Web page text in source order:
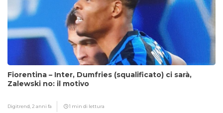
Fiorentina – Inter, Dumfries (squalificato) ci sarà,
Zalewski no: il motivo
Digitrend, 2 anni fa 1 min di lettura